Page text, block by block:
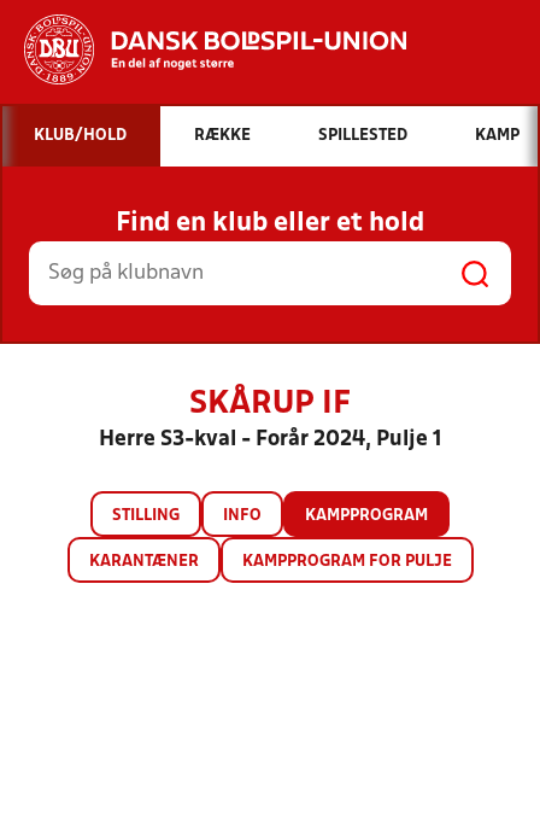
Hvad vil du søge efter?
INDHOLD OG NYHEDER
STILLINGER, RESULTATER, KLUBBER OG
HOLD
KLUB/HOLD RÆKKE SPILLESTED KAMP
Find en klub eller et hold
SKÅRUP IF
Herre S3-kval - Forår 2024, Pulje 1
STILLING INFO KAMPPROGRAM
KARANTÆNER KAMPPROGRAM FOR PULJE